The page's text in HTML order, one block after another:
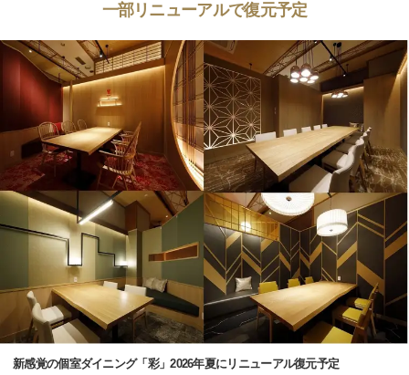
一部リニューアルで復元予定
新感覚の個室ダイニング「彩」2026年夏にリニューアル復元予定